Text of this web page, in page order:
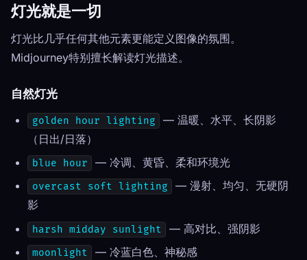
灯光就是一切
灯光比几乎任何其他元素更能定义图像的氛围。
Midjourney特别擅长解读灯光描述。
自然灯光
golden hour lighting
— 温暖、水平、长阴影
（日出/日落）
blue hour — 冷调、黄昏、柔和环境光
overcast soft lighting
— 漫射、均匀、无硬阴
影
harsh midday sunlight — 高对比、强阴影
moonlight — 冷蓝白色、神秘感